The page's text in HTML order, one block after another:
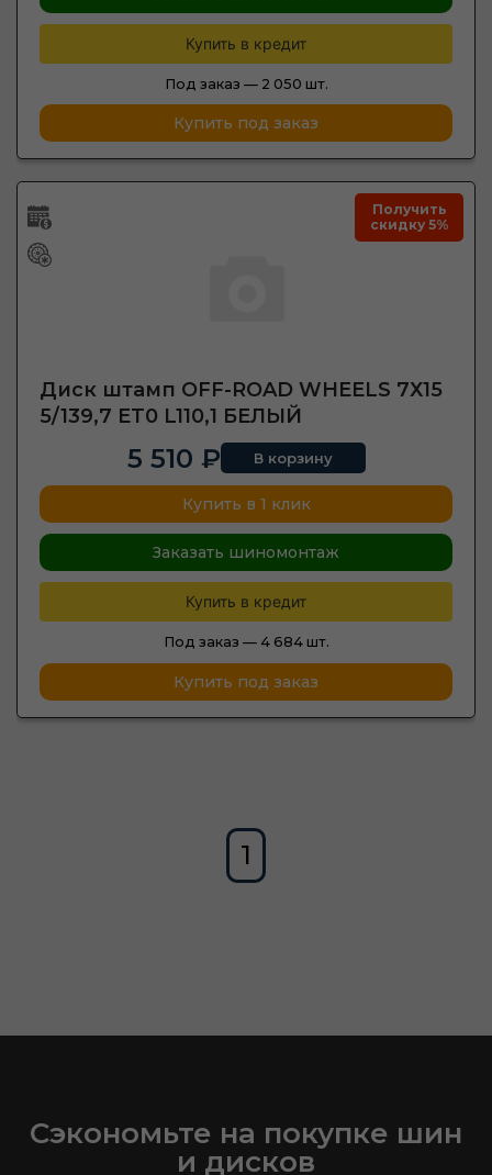
Купить в кредит
Под заказ — 2 050 шт.
Купить под заказ
Получить
скидку 5%
Диск штамп OFF-ROAD WHEELS 7Х15
5/139,7 ET0 L110,1 БЕЛЫЙ
5 510 ₽ В корзину
Купить в 1 клик
Заказать шиномонтаж
Купить в кредит
Под заказ — 4 684 шт.
Купить под заказ
1
Сэкономьте на покупке шин
и дисков